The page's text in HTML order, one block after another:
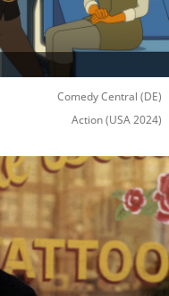
Comedy Central (DE)
Action(USA 2024)